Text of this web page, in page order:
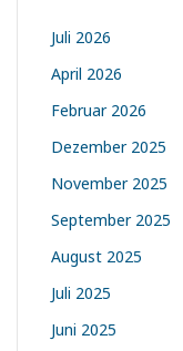
Juli 2026
April 2026
Februar 2026
Dezember 2025
November 2025
September 2025
August 2025
Juli 2025
Juni 2025